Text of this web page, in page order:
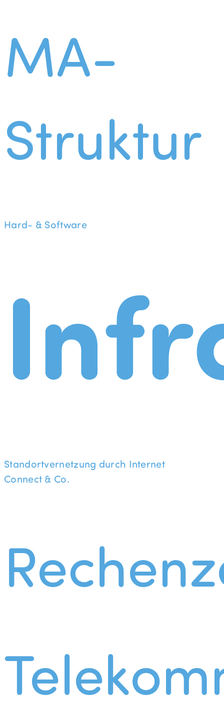
MA-
Struktur
Hard- & Software
Standortvernetzung durch Internet
Connect & Co.